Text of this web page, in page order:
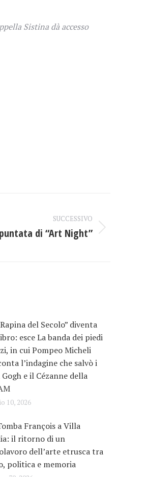
Sistina dà accesso
SUCCESSIVO
di “Art Night”
del Secolo” diventa
esce La banda dei piedi
in cui Pompeo Micheli
l’indagine che salvò i
Gogh e il Cézanne della
10, 2026
François a Villa
il ritorno di un
dell’arte etrusca tra
politica e memoria